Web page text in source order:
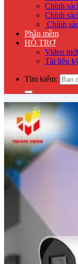
Chính
Chính
Chính
Phần mềm
HỖ TRỢ
Video
Tài liệu
Tìm kiếm: